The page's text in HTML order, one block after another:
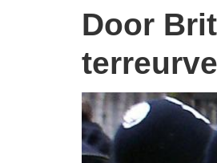
Door Britse politie opgepakte